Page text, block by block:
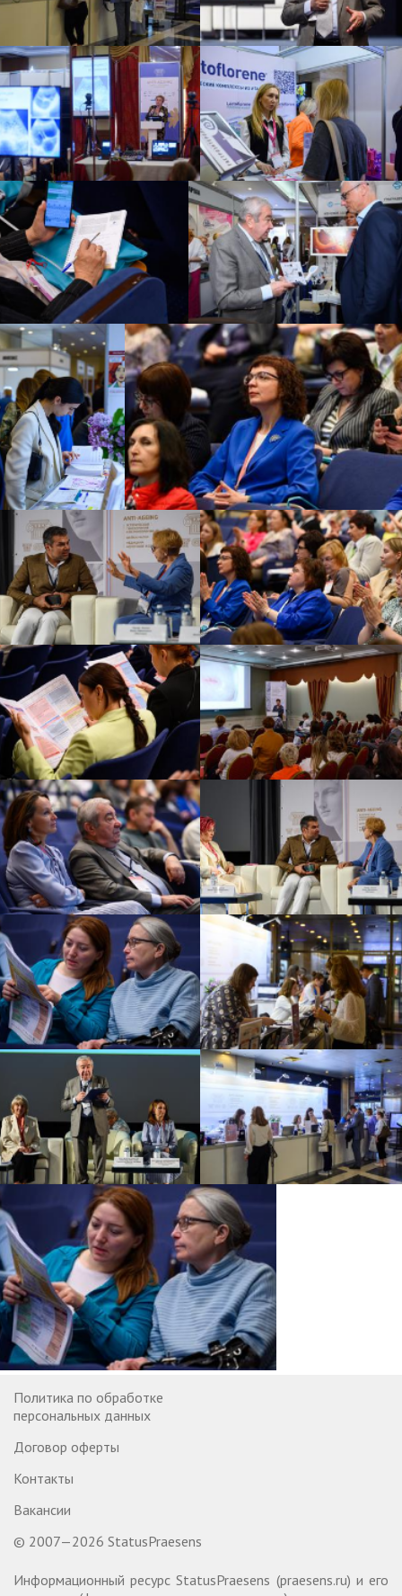
Политика по обработке
персональных данных
Договор оферты
Контакты
Вакансии
© 2007—2026 StatusPraesens
Информационный ресурс StatusPraesens (praesens.ru) и его